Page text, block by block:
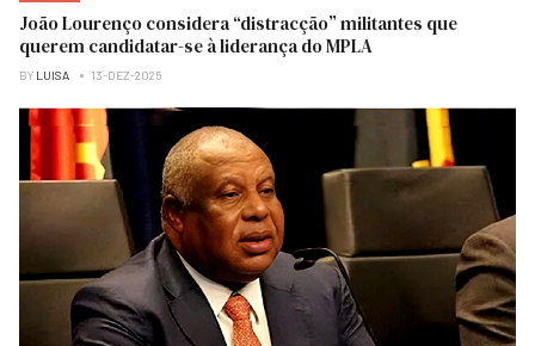
João Lourenço considera “distracção” militantes que
querem candidatar-se à liderança do MPLA
BY LUISA 13-DEZ-2025